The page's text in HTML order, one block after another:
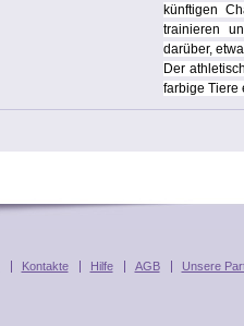
künftigen
trainieren
darüber,
Der
farbige Tiere
Kontakte Hilfe AGB Unsere